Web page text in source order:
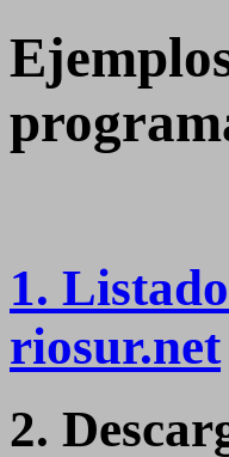
1.
riosur.net
2.